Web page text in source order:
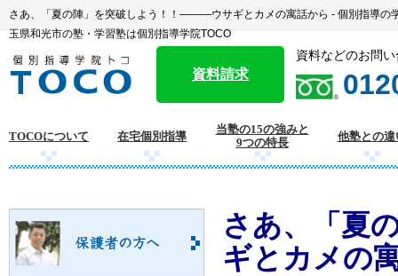
さあ、「夏の陣」を突破しよう！！―――ウサギとカメの寓話から - 個別指導の
玉県和光市の塾・学習塾は個別指導学院TOCO
資料請求
資料などのお問
TOCOについて 在宅個別指導
当塾の15の強みと
9つの特長
他塾との違
さあ、「夏
ギとカメの